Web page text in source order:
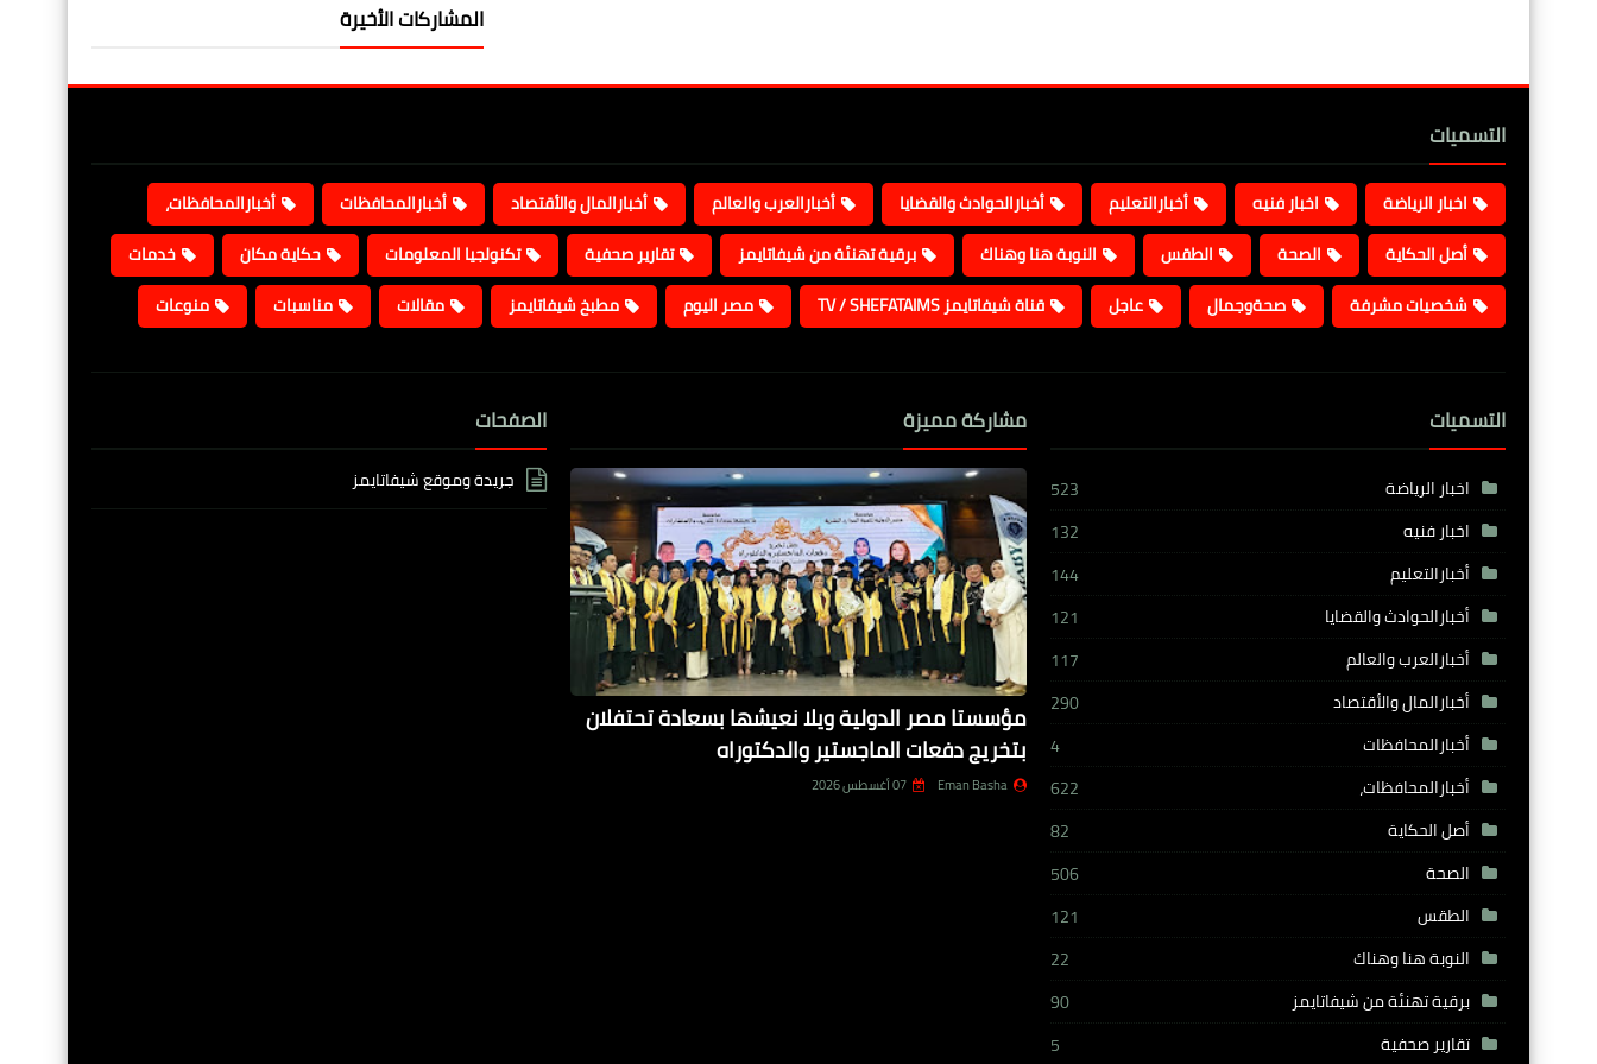
المشاركات الأخيرة
التسميات
اخبار الرياضة اخبار فنيه أخبارالتعليم أخبارالحوادث والقضايا أخبارالعرب والعالم أخبارالمال والأقتصاد أخبارالمحافظات
أخبارالمحافظات،
أصل الحكاية
الصحة الطقس النوبة هنا وهناك برقية تهنئة من شيفاتايمز تقارير صحفية تكنولجيا المعلومات حكاية مكان
خدمات
شخصيات مشرفة
صحةوجمال عاجل قناة شيفاتايمز TV / SHEFATAIMS مصر اليوم مطبخ شيفاتايمز مقالات مناسبات منوعات
التسميات
اخبار الرياضة
523
اخبار فنيه
132
أخبارالتعليم
144
أخبارالحوادث والقضايا
121
أخبارالعرب والعالم
117
أخبارالمال والأقتصاد
290
أخبارالمحافظات
4
أخبارالمحافظات،
622
أصل الحكاية
82
الصحة
506
الطقس
121
النوبة هنا وهناك
22
برقية تهنئة من شيفاتايمز
90
تقارير صحفية
5
مشاركة مميزة
مؤسستا مصر الدولية ويلا نعيشها بسعادة تحتفلان
بتخريج دفعات الماجستير والدكتوراه
Eman Basha 07 أغسطس 2026
الصفحات
جريدة وموقع شيفاتايمز